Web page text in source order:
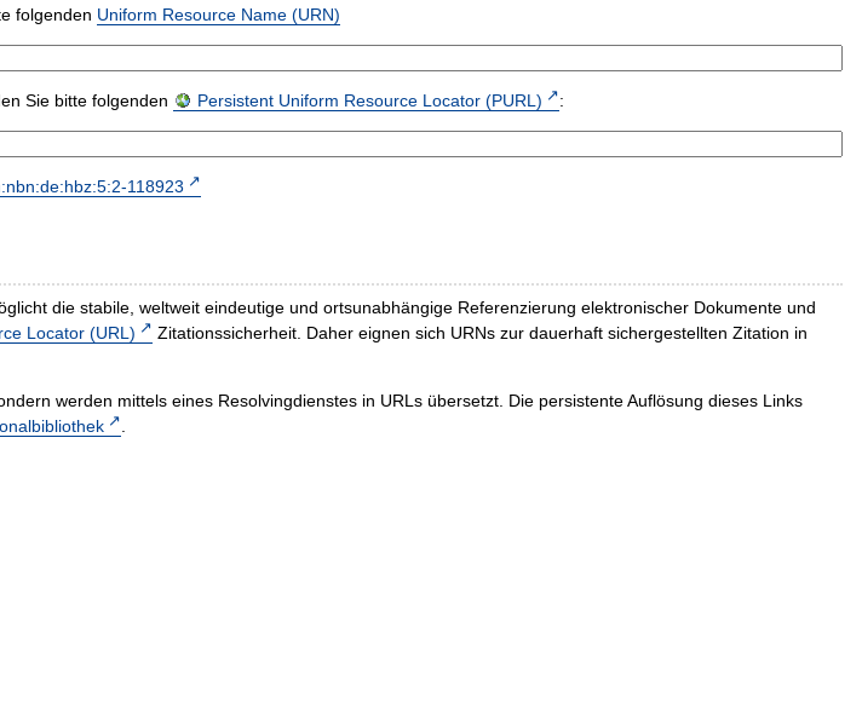
folgenden Uniform Resource Name (URN)
Sie bitte folgenden Persistent Uniform Resource Locator (PURL) :
118923
die stabile, weltweit eindeutige und ortsunabhängige Referenzierung elektronischer Dokumente und
Locator (URL)
Zitationssicherheit. Daher eignen sich URNs zur dauerhaft sichergestellten Zitation in
werden mittels eines Resolvingdienstes in URLs übersetzt. Die persistente Auflösung dieses Links
.